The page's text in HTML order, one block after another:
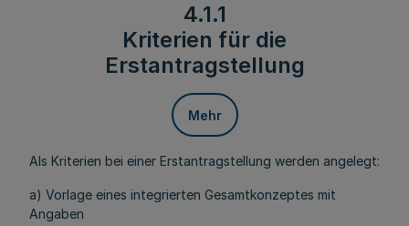
4.1.1
Kriterien für die
Erstantragstellung
Mehr
Als Kriterien bei einer Erstantragstellung werden angelegt:
a) Vorlage eines integrierten Gesamtkonzeptes mit
Angaben